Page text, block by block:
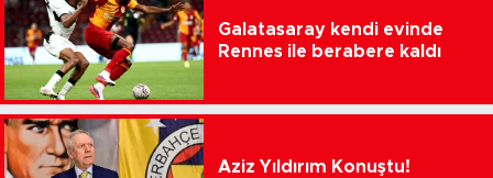
Galatasaray kendi evinde
Rennes ile berabere kaldı
Aziz Yıldırım Konuştu!